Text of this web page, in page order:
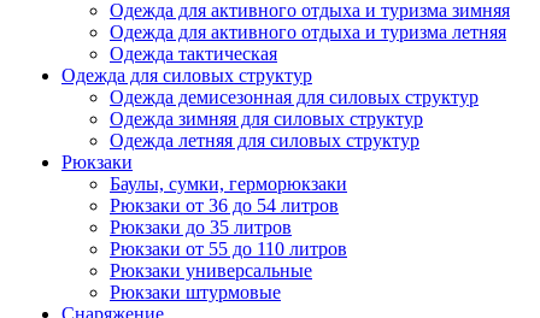
Одежда для активного отдыха и туризма зимняя
Одежда для активного отдыха и туризма летняя
Одежда тактическая
Одежда для силовых структур
Одежда демисезонная для силовых структур
Одежда зимняя для силовых структур
Одежда летняя для силовых структур
Рюкзаки
Баулы, сумки, герморюкзаки
Рюкзаки от 36 до 54 литров
Рюкзаки до 35 литров
Рюкзаки от 55 до 110 литров
Рюкзаки универсальные
Рюкзаки штурмовые
Снаряжение